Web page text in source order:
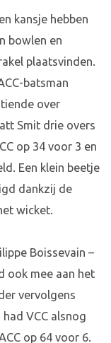
kansje hebben
bowlen en
plaatsvinden.
batsman
over
Smit drie overs
op 34 voor 3 en
Een klein beetje
dankzij de
wicket.
Boissevain –
ook mee aan het
vervolgens
VCC alsnog
op 64 voor 6.